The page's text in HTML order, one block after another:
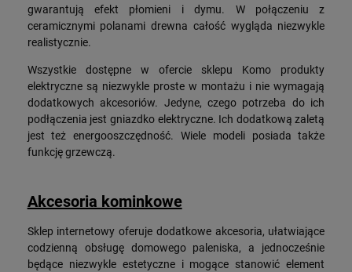
gwarantują efekt płomieni i dymu. W połączeniu z
ceramicznymi polanami drewna całość wygląda niezwykle
realistycznie.
Wszystkie dostępne w ofercie sklepu Komo produkty
elektryczne są niezwykle proste w montażu i nie wymagają
dodatkowych akcesoriów. Jedyne, czego potrzeba do ich
podłączenia jest gniazdko elektryczne. Ich dodatkową zaletą
jest też energooszczędność. Wiele modeli posiada także
funkcję grzewczą.
Akcesoria kominkowe
Sklep internetowy oferuje dodatkowe akcesoria, ułatwiające
codzienną obsługę domowego paleniska, a jednocześnie
będące niezwykle estetyczne i mogące stanowić element